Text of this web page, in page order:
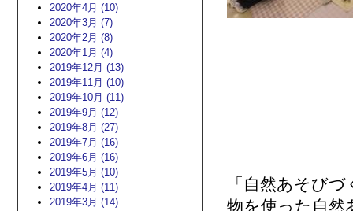
2020年4月 (10)
2020年3月 (7)
2020年2月 (8)
2020年1月 (4)
2019年12月 (13)
2019年11月 (10)
2019年10月 (11)
2019年9月 (12)
2019年8月 (27)
2019年7月 (16)
2019年6月 (16)
2019年5月 (10)
2019年4月 (11)
2019年3月 (14)
「自然あそび
物を使った自然